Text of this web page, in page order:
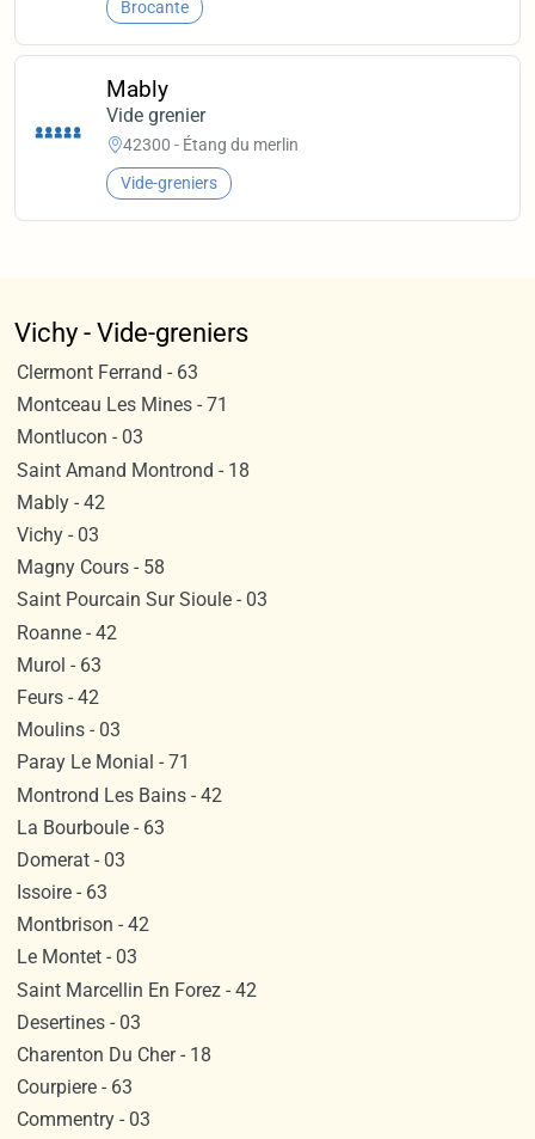
Brocante
Mably
Vide grenier
42300 - Étang du merlin
Vide-greniers
Vichy - Vide-greniers
Clermont Ferrand - 63
Montceau Les Mines - 71
Montlucon - 03
Saint Amand Montrond - 18
Mably - 42
Vichy - 03
Magny Cours - 58
Saint Pourcain Sur Sioule - 03
Roanne - 42
Murol - 63
Feurs - 42
Moulins - 03
Paray Le Monial - 71
Montrond Les Bains - 42
La Bourboule - 63
Domerat - 03
Issoire - 63
Montbrison - 42
Le Montet - 03
Saint Marcellin En Forez - 42
Desertines - 03
Charenton Du Cher - 18
Courpiere - 63
Commentry - 03